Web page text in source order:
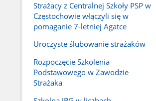
Strażacy z Centralnej Szkoły PSP w
Częstochowie włączyli się w
pomaganie 7-letniej Agatce
Uroczyste ślubowanie strażaków
Rozpoczęcie Szkolenia
Podstawowego w Zawodzie
Strażaka